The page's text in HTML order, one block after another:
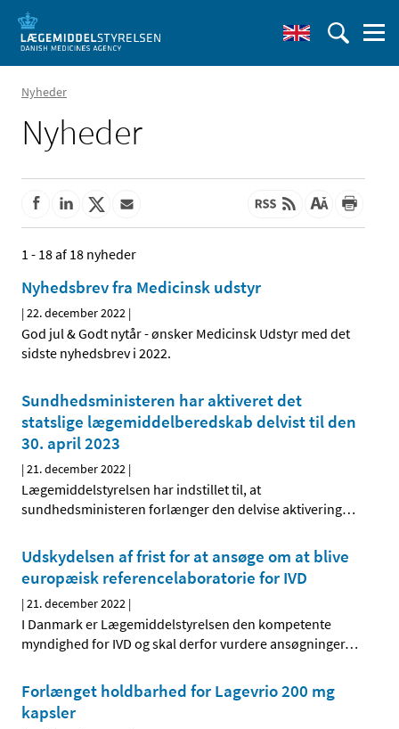
Nyheder
Nyheder
1 - 18 af 18 nyheder
Nyhedsbrev fra Medicinsk udstyr
|22. december 2022 |
God jul & Godt nytår - ønsker Medicinsk Udstyr med det
sidste nyhedsbrev i 2022.
Sundhedsministeren har aktiveret det
statslige lægemiddelberedskab delvist til den
30. april 2023
|21. december 2022 |
Lægemiddelstyrelsen har indstillet til, at
sundhedsministeren forlænger den delvise aktivering…
Udskydelsen af frist for at ansøge om at blive
europæisk referencelaboratorie for IVD
|21. december 2022 |
I Danmark er Lægemiddelstyrelsen den kompetente
myndighed for IVD og skal derfor vurdere ansøgninger…
Forlænget holdbarhed for Lagevrio 200 mg
kapsler